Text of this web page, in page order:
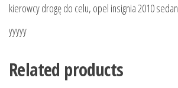
kierowcy drogę do celu, opel insignia 2010 sedan
yyyyy
Related products